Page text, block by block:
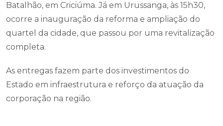
Batalhão, em Criciúma. Já em Urussanga, às 15h30,
ocorre a inauguração da reforma e ampliação do
quartel da cidade, que passou por uma revitalização
completa.
As entregas fazem parte dos investimentos do
Estado em infraestrutura e reforço da atuação da
corporação na região.